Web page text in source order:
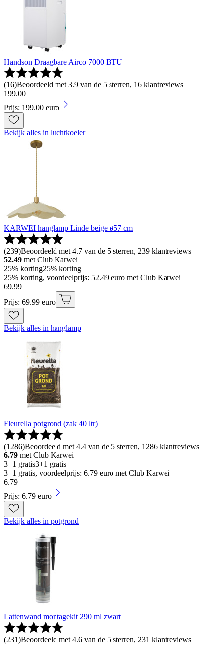
Handson Draagbare Airco 7000 BTU
(16)Beoordeeld met 3.9 van de 5 sterren, 16 klantreviews
199.00
Prijs: 199.00 euro
Bekijk alles in luchtkoeler
KARWEI hanglamp Linde beige ø57 cm
(239)Beoordeeld met 4.7 van de 5 sterren, 239 klantreviews
52.49 met Club Karwei
25% korting25% korting
25% korting, voordeelprijs: 52.49 euro met Club Karwei
69.99
Prijs: 69.99 euro
Bekijk alles in hanglamp
Fleurella potgrond (zak 40 ltr)
(1286)Beoordeeld met 4.4 van de 5 sterren, 1286 klantreviews
6.79 met Club Karwei
3+1 gratis3+1 gratis
3+1 gratis, voordeelprijs: 6.79 euro met Club Karwei
6.79
Prijs: 6.79 euro
Bekijk alles in potgrond
Lattenwand montagekit 290 ml zwart
(231)Beoordeeld met 4.6 van de 5 sterren, 231 klantreviews